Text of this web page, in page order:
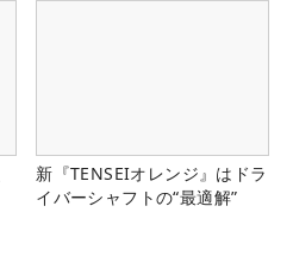
新『TENSEIオレンジ』はドラ
イバーシャフトの“最適解”